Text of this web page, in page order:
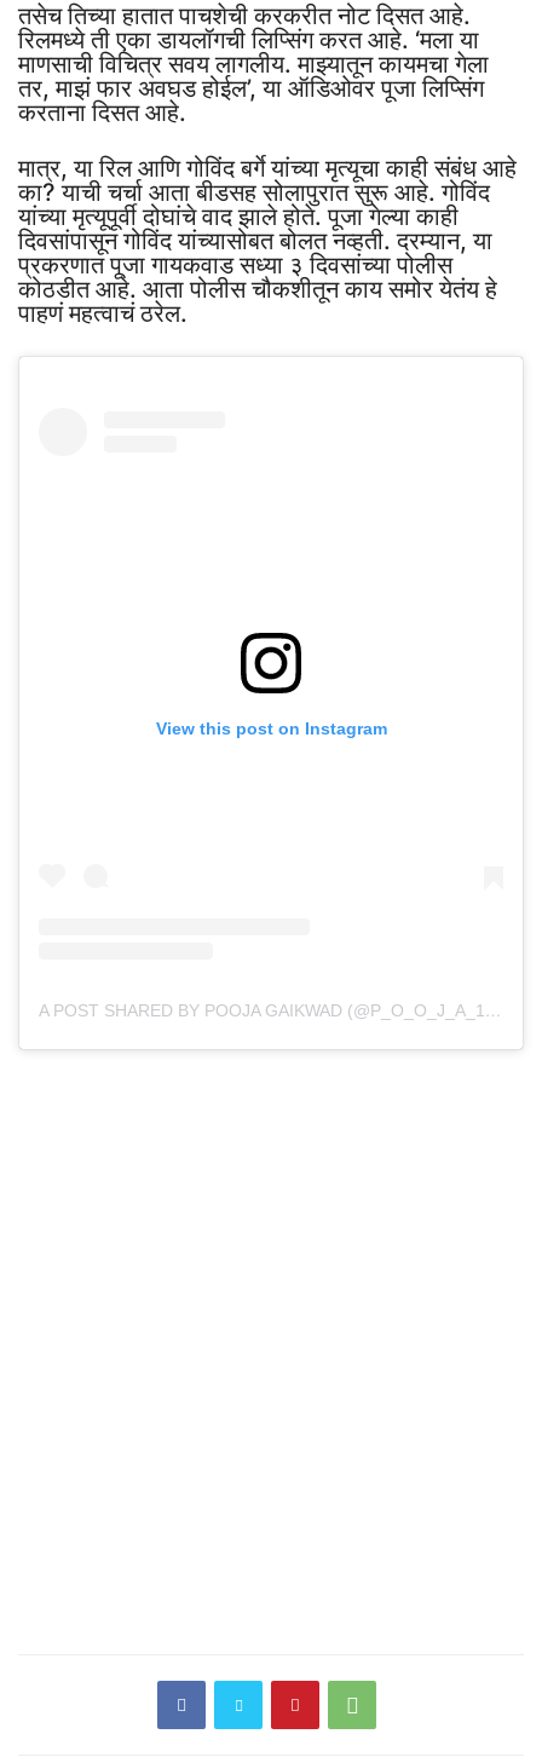
तसेच तिच्या हातात पाचशेची करकरीत नोट दिसत आहे.
रिलमध्ये ती एका डायलॉगची लिप्सिंग करत आहे. ‘मला या
माणसाची विचित्र सवय लागलीय. माझ्यातून कायमचा गेला
तर, माझं फार अवघड होईल’, या ऑडिओवर पूजा लिप्सिंग
करताना दिसत आहे.
मात्र, या रिल आणि गोविंद बर्गे यांच्या मृत्यूचा काही संबंध आहे
का? याची चर्चा आता बीडसह सोलापुरात सुरू आहे. गोविंद
यांच्या मृत्यूपूर्वी दोघांचे वाद झाले होते. पूजा गेल्या काही
दिवसांपासून गोविंद यांच्यासोबत बोलत नव्हती. दरम्यान, या
प्रकरणात पूजा गायकवाड सध्या ३ दिवसांच्या पोलीस
कोठडीत आहे. आता पोलीस चौकशीतून काय समोर येतंय हे
पाहणं महत्वाचं ठरेल.
View this post on Instagram
A POST SHARED BY POOJA GAIKWAD (@P_O_O_J_A_1_1_0_7)